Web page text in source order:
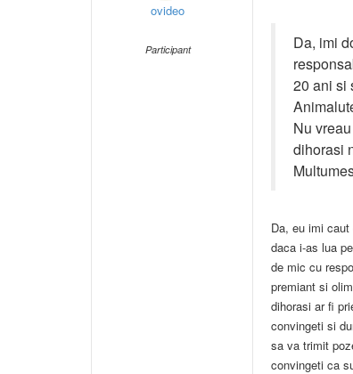
ovideo
Participant
Da, imi
20 ani si
Nu
dihorasi
Da, eu imi
daca i-as lua
de mic cu
premiant si
dihorasi ar fi
convingeti si
sa va trimit
convingeti ca